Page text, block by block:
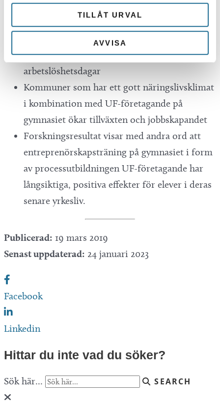
TILLÅT URVAL
AVVISA
bakgrund som startar företag i unga år
Den före detta UF-eleven har även starkare
etablering på arbetsmarknaden och färre antal
arbetslöshetsdagar
Kommuner som har ett gott näringslivsklimat
i kombination med UF-företagande på
gymnasiet ökar tillväxten och jobbskapandet
Forskningsresultat visar med andra ord att
entreprenörskapsträning på gymnasiet i form
av processutbildningen UF-företagande har
långsiktiga, positiva effekter för elever i deras
senare yrkesliv.
Publicerad: 19 mars 2019
Senast uppdaterad: 24 januari 2023
Facebook
Linkedin
Hittar du inte vad du söker?
Sök här... SEARCH